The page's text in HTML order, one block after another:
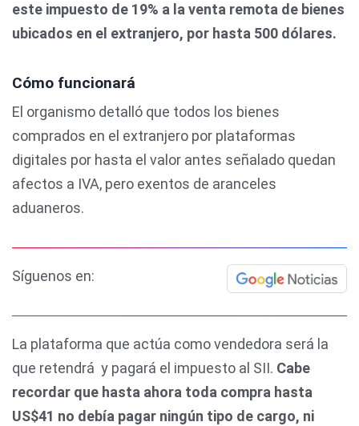
este impuesto de 19% a la venta remota de bienes
ubicados en el extranjero, por hasta 500 dólares.
Cómo funcionará
El organismo detalló que todos los bienes
comprados en el extranjero por plataformas
digitales por hasta el valor antes señalado quedan
afectos a IVA, pero exentos de aranceles
aduaneros.
Síguenos en:
La plataforma que actúa como vendedora será la
que retendrá y pagará el impuesto al SII. Cabe
recordar que hasta ahora toda compra hasta
US$41 no debía pagar ningún tipo de cargo, ni